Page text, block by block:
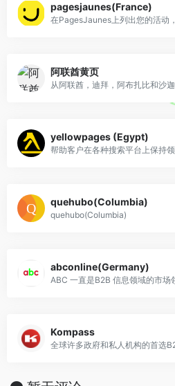
pagesjaunes(France)
阿联酋黄页
yellowpages (Egypt)
quehubo(Columbia)
quehubo(Columbia)
abconline(Germany)
Kompass
全球许多政府和私人机构的首选